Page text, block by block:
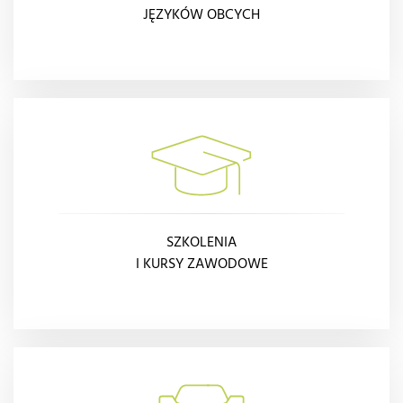
JĘZYKÓW OBCYCH
SZKOLENIA
I KURSY ZAWODOWE